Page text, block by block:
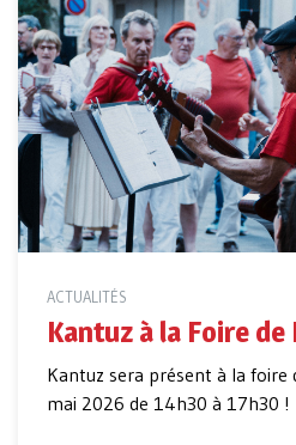
ACTUALITÉS
Kantuz à la Foire de
Kantuz sera présent à la foire
mai 2026 de 14h30 à 17h30 !